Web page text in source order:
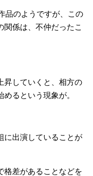
品のようですが、この
関係は、不仲だったこ
昇していくと、相方の
るという現象が。
に出演していることが
格差があることなどを